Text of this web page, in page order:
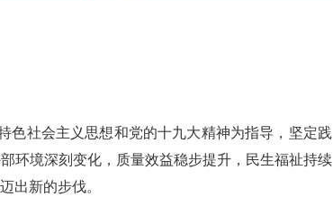
社会主义思想和党的十九大精神为指导，坚定践
环境深刻变化，质量效益稳步提升，民生福祉持续
出新的步伐。